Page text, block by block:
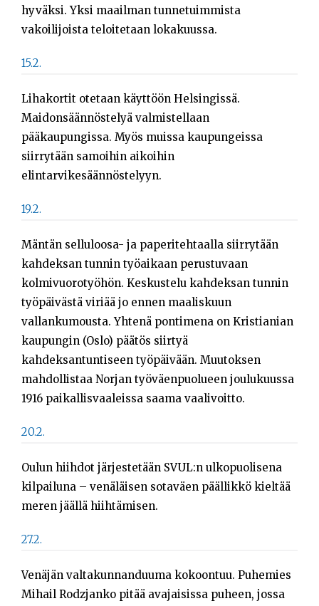
hyväksi. Yksi maailman tunnetuimmista
vakoilijoista teloitetaan lokakuussa.
15.2.
Lihakortit otetaan käyttöön Helsingissä.
Maidonsäännöstelyä valmistellaan
pääkaupungissa. Myös muissa kaupungeissa
siirrytään samoihin aikoihin
elintarvikesäännöstelyyn.
19.2.
Mäntän selluloosa- ja paperitehtaalla siirrytään
kahdeksan tunnin työaikaan perustuvaan
kolmivuorotyöhön. Keskustelu kahdeksan tunnin
työpäivästä viriää jo ennen maaliskuun
vallankumousta. Yhtenä pontimena on Kristianian
kaupungin (Oslo) päätös siirtyä
kahdeksantuntiseen työpäivään. Muutoksen
mahdollistaa Norjan työväenpuolueen joulukuussa
1916 paikallisvaaleissa saama vaalivoitto.
20.2.
Oulun hiihdot järjestetään SVUL:n ulkopuolisena
kilpailuna – venäläisen sotaväen päällikkö kieltää
meren jäällä hiihtämisen.
27.2.
Venäjän valtakunnanduuma kokoontuu. Puhemies
Mihail Rodzjanko pitää avajaisissa puheen, jossa